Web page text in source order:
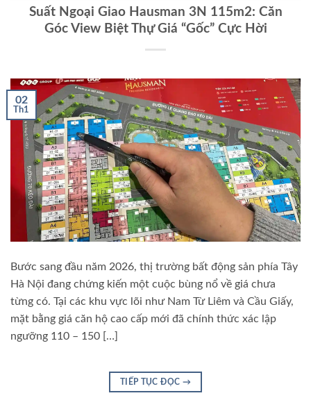
Suất Ngoại Giao Hausman 3N 115m2: Căn
Góc View Biệt Thự Giá “Gốc” Cực Hời
02
Th1
Bước sang đầu năm 2026, thị trường bất động sản phía Tây
Hà Nội đang chứng kiến một cuộc bùng nổ về giá chưa
từng có. Tại các khu vực lõi như Nam Từ Liêm và Cầu Giấy,
mặt bằng giá căn hộ cao cấp mới đã chính thức xác lập
ngưỡng 110 – 150 […]
TIẾP TỤC ĐỌC →